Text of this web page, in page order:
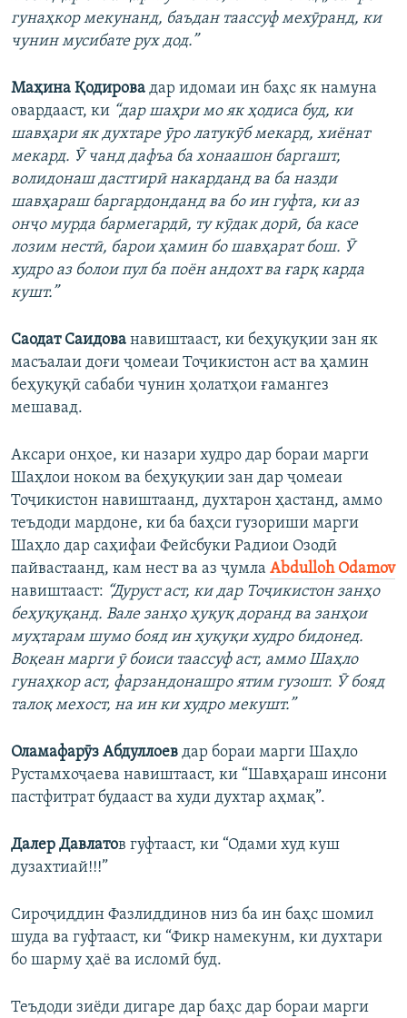
гунаҳкор мекунанд, баъдан таассуф мехӯранд, ки
чунин мусибате рух дод.”
Маҳина Қодирова дар идомаи ин баҳс як намуна
овардааст, ки “дар шаҳри мо як ҳодиса буд, ки
шавҳари як духтаре ӯро латукӯб мекард, хиёнат
мекард. Ӯ чанд дафъа ба хонаашон баргашт,
волидонаш дастгирӣ накарданд ва ба назди
шавҳараш баргардонданд ва бо ин гуфта, ки аз
онҷо мурда бармегардӣ, ту кӯдак дорӣ, ба касе
лозим нестӣ, барои ҳамин бо шавҳарат бош. Ӯ
худро аз болои пул ба поён андохт ва ғарқ карда
кушт.”
Саодат Саидова навиштааст, ки беҳуқуқии зан як
масъалаи доғи ҷомеаи Тоҷикистон аст ва ҳамин
беҳуқуқӣ сабаби чунин ҳолатҳои ғамангез
мешавад.
Аксари онҳое, ки назари худро дар бораи марги
Шаҳлои ноком ва беҳуқуқии зан дар ҷомеаи
Тоҷикистон навиштаанд, духтарон ҳастанд, аммо
теъдоди мардоне, ки ба баҳси гузориши марги
Шаҳло дар саҳифаи Фейсбуки Радиои Озодӣ
пайвастаанд, кам нест ва аз ҷумла Abdulloh Odamov
навиштааст: “Дуруст аст, ки дар Тоҷикистон занҳо
беҳуқуқанд. Вале занҳо ҳуқуқ доранд ва занҳои
муҳтарам шумо бояд ин ҳуқуқи худро бидонед.
Воқеан марги ӯ боиси таассуф аст, аммо Шаҳло
гунаҳкор аст, фарзандонашро ятим гузошт. Ӯ бояд
талоқ мехост, на ин ки худро мекушт.”
Оламафарӯз Абдуллоев дар бораи марги Шаҳло
Рустамхоҷаева навиштааст, ки “Шавҳараш инсони
пастфитрат будааст ва худи духтар аҳмақ”.
Далер Давлатов гуфтааст, ки “Одами худ куш
дузахтиай!!!”
Сироҷиддин Фазлиддинов низ ба ин баҳс шомил
шуда ва гуфтааст, ки “Фикр намекунм, ки духтари
бо шарму ҳаё ва исломӣ буд.
Теъдоди зиёди дигаре дар баҳс дар бораи марги